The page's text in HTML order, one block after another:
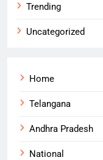
Trending
Uncategorized
Home
Telangana
Andhra Pradesh
National